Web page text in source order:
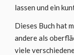
lassen und ein
Dieses Buch hat
andere als
viele